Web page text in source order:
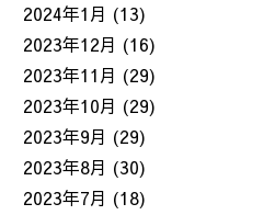
2024年1月 (13)
2023年12月 (16)
2023年11月 (29)
2023年10月 (29)
2023年9月 (29)
2023年8月 (30)
2023年7月 (18)